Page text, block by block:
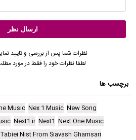
نظرات شما پس از بررسی و تایید
لطفا نظرات خود را فقط در مورد
برچسب ها
New Song
Nex 1 Music
Music
Next One Music
Next1
Next1.ir
Nist From Siavash Ghamsari